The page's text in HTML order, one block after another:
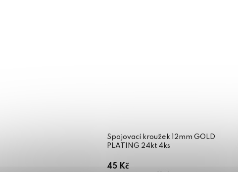
Spojovací kroužek 12mm GOLD
PLATING 24kt 4ks
45 Kč